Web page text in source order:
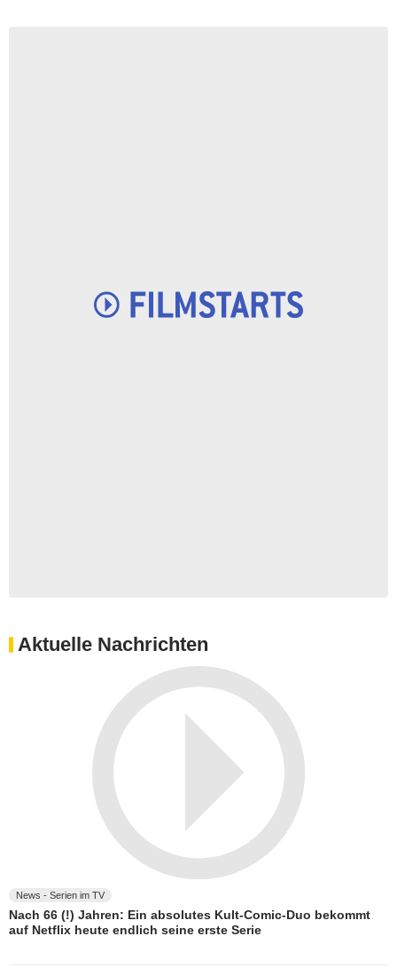
Aktuelle Nachrichten
News - Serien im TV
Nach 66 (!) Jahren: Ein absolutes Kult-Comic-Duo bekommt
auf Netflix heute endlich seine erste Serie